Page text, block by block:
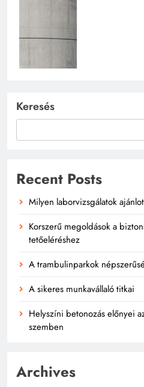
Keresés
Recent Posts
Milyen laborvizsgálatok
Korszerű megoldások a
tetőeléréshez
A trambulinparkok
A sikeres munkavállaló titkai
Helyszíni betonozás előnyei
szemben
Archives